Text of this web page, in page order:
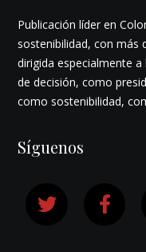
Publicación líder en
sostenibilidad, con más
dirigida especialmente
de decisión, como
como sostenibilidad,
Síguenos